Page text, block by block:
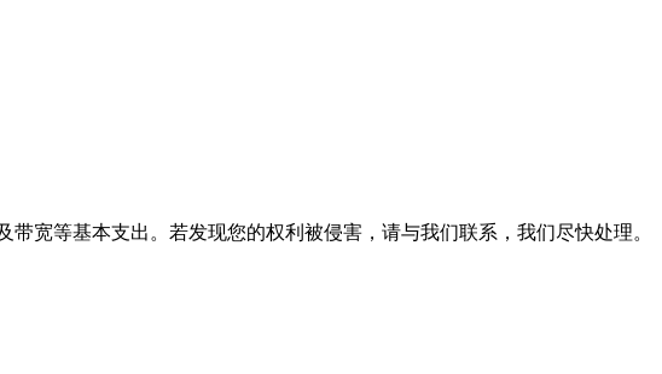
宽等基本支出。若发现您的权利被侵害，请与我们联系，我们尽快处理。